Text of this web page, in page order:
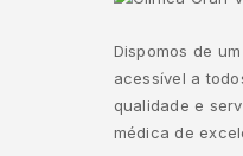
Dispomos de
acessível a
qualidade e
médica de